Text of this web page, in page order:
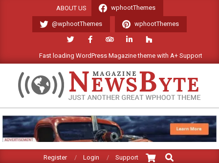
ABOUT US wphootThemes
@wphootThemes wphootThemes
Fast loading WordPress Magazine theme with A+ Support.
ES-
MEXICO.COM
Register Login Support
Search